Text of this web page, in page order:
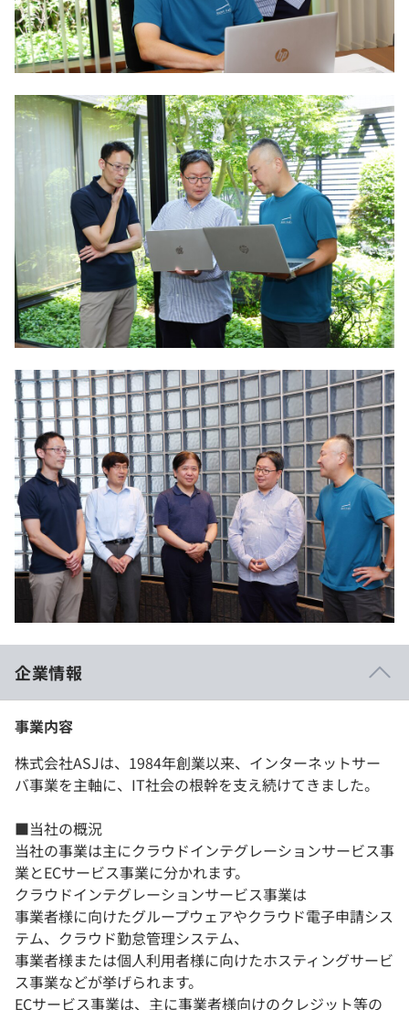
企業情報
事業内容
株式会社ASJは、1984年創業以来、インターネットサー
バ事業を主軸に、IT社会の根幹を支え続けてきました。
■当社の概況
当社の事業は主にクラウドインテグレーションサービス事
業とECサービス事業に分かれます。
クラウドインテグレーションサービス事業は
事業者様に向けたグループウェアやクラウド電子申請シス
テム、クラウド勤怠管理システム、
事業者様または個人利用者様に向けたホスティングサービ
ス事業などが挙げられます。
ECサービス事業は、主に事業者様向けのクレジット等の